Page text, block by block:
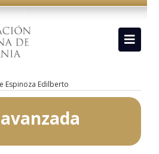
Espinoza Edilberto